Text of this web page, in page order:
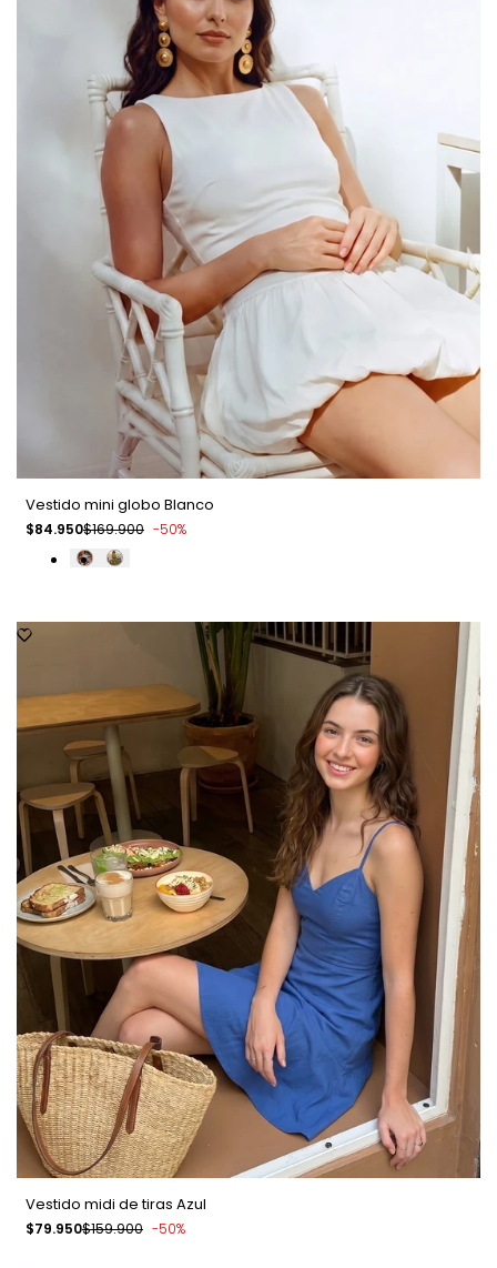
Vestido mini globo Blanco
Precio
$169.900
Precio
venta
$84.950 -50%
Vestido midi de tiras Azul
Precio
$159.900
Precio
$79.950 -50%